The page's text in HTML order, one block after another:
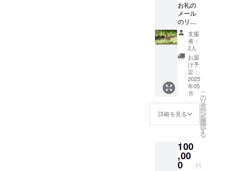
支援メ
ニュー
です。
(カレン
ダーの
開いた
サイス:
262mm
× 高さ
400mm
) (Ｔ
シャツ
素材：
お礼の
メール
のリ
ターン
となり
ます。
【備考
欄にお
名前を
記載く
ださ
い。】
全額の
50,000
円が
ドッグ
キュー
熊本へ
の支援
支援
者：
2人
お届
け予
定：
2025
年05
月
詳細を見る
こ
の
リ
タ
ー
ン
を
選
択
す
る
100
,00
0 円